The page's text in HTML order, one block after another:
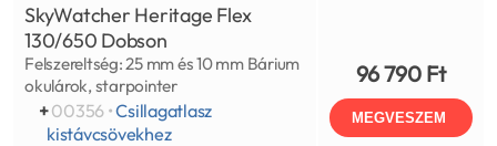
SkyWatcher Heritage Flex
130/650 Dobson
Felszereltség: 25 mm és 10 mm Bárium
okulárok, starpointer
+00356 •Csillagatlasz
kistávcsövekhez
96 790 Ft
MEGVESZEM